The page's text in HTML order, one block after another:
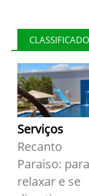
Serviços
Recanto
Paraiso: para
relaxar e se